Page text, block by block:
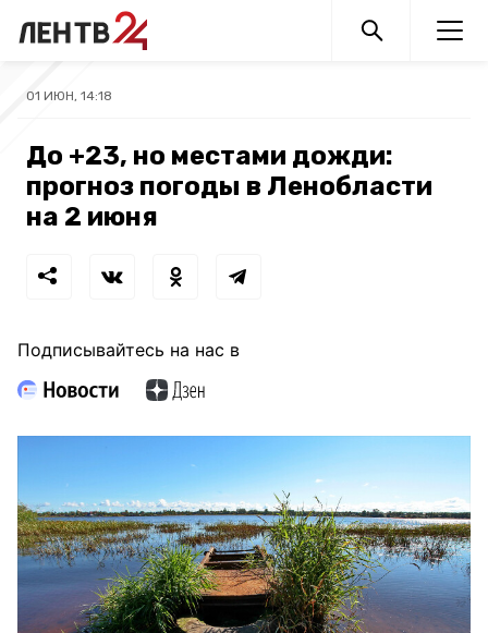
01 ИЮН, 14:18
До +23, но местами дожди:
прогноз погоды в Ленобласти
на 2 июня
Подписывайтесь на нас в